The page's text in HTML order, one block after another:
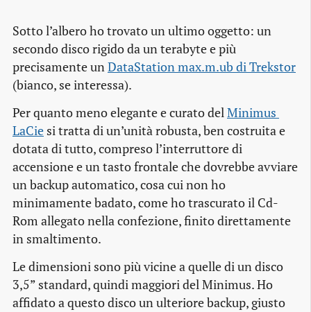
Sotto l’albero ho trovato un ultimo oggetto: un
secondo disco rigido da un terabyte e più
precisamente unDataStation max.m.ub di Trekstor
(bianco, se interessa).
Per quanto meno elegante e curato delMinimus
LaCie si tratta di un’unità robusta, ben costruita e
dotata di tutto, compreso l’interruttore di
accensione e un tasto frontale che dovrebbe avviare
unbackupautomatico, cosa cui non ho
minimamente badato, come ho trascurato il Cd-
Rom allegato nella confezione, finito direttamente
in smaltimento.
Le dimensioni sono più vicine a quelle di un disco
3,5” standard, quindi maggiori del Minimus. Ho
affidato a questo disco un ulteriorebackup, giusto